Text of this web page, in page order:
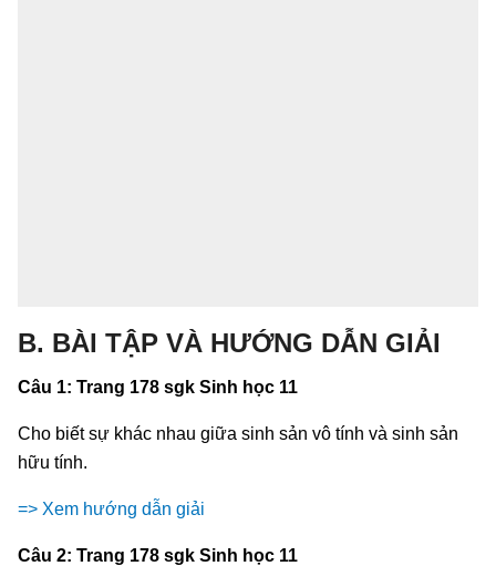
B. BÀI TẬP VÀ HƯỚNG DẪN GIẢI
Câu 1: Trang 178 sgk Sinh học 11
Cho biết sự khác nhau giữa sinh sản vô tính và sinh sản
hữu tính.
=> Xem hướng dẫn giải
Câu 2: Trang 178 sgk Sinh học 11